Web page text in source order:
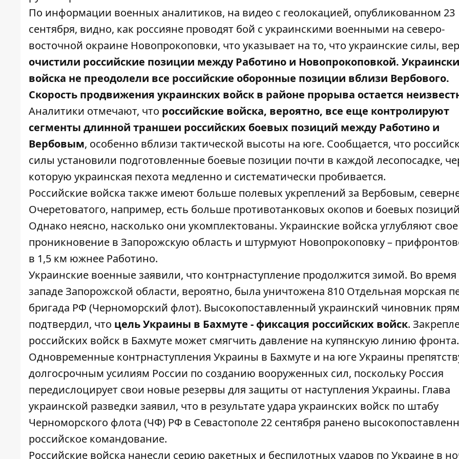
По информации военных аналитиков, на видео с геолокацией, опубликованном 23
сентября, видно, как россияне проводят бой с украинскими военными на северо-
восточной окраине Новопрокоповки, что указывает на то, что украинские силы,
очистили российские позиции между Работино и Новопрокоповкой.
войска не преодолели все российские оборонные позиции вблизи Вербового.
Скорость продвижения украинских войск в районе прорыва остается
Аналитики отмечают, что российские войска, вероятно, все еще контролируют
сегменты длинной траншеи российских боевых позиций между Работино и
Вербовым, особенно вблизи тактической высоты на юге. Сообщается, что
силы установили подготовленные боевые позиции почти в каждой лесопосадке,
которую украинская пехота медленно и систематически пробивается.
Российские войска также имеют больше полевых укреплений за Вербовым,
Очеретоватого, например, есть больше противотанковых окопов и боевых
Однако неясно, насколько они укомплектованы. Украинские войска углубляют свое
проникновение в Запорожскую область и штурмуют Новопрокоповку –
в 1,5 км южнее Работино.
Украинские военные заявили, что контрнаступление продолжится зимой. Во время
западе Запорожской области, вероятно, была уничтожена 810 Отдельная морская
бригада РФ (Черноморский флот). Высокопоставленный украинский чиновник
подтвердил, что цель Украины в Бахмуте - фиксация российских войск.
российских войск в Бахмуте может смягчить давление на купянскую линию фронта.
Одновременные контрнаступления Украины в Бахмуте и на юге Украины
долгосрочным усилиям России по созданию вооруженных сил, поскольку Россия
передислоцирует свои новые резервы для защиты от наступления Украины. Глава
украинской разведки заявил, что в результате удара украинских войск по штабу
Черноморского флота (ЧФ) РФ в Севастополе 22 сентября ранено
российское командование.
Российские войска нанесли серию ракетных и беспилотных ударов по Украине в